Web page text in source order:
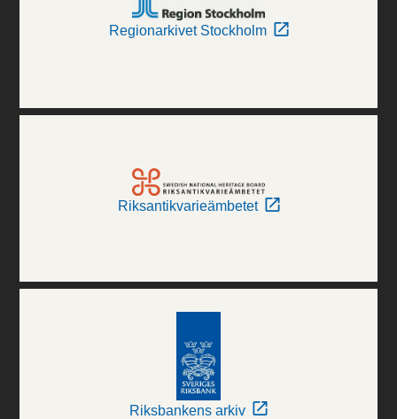
Regionarkivet Stockholm
Riksantikvarieämbetet
Riksbankens arkiv